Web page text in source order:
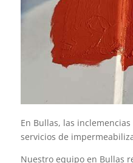
En Bullas, las
servicios de
Nuestro equipo en Bullas